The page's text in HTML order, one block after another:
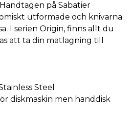
på Sabatier
utformade och knivarna
I serien Origin, finns allt du
att ta din matlagning till
Steel
diskmaskin men handdisk